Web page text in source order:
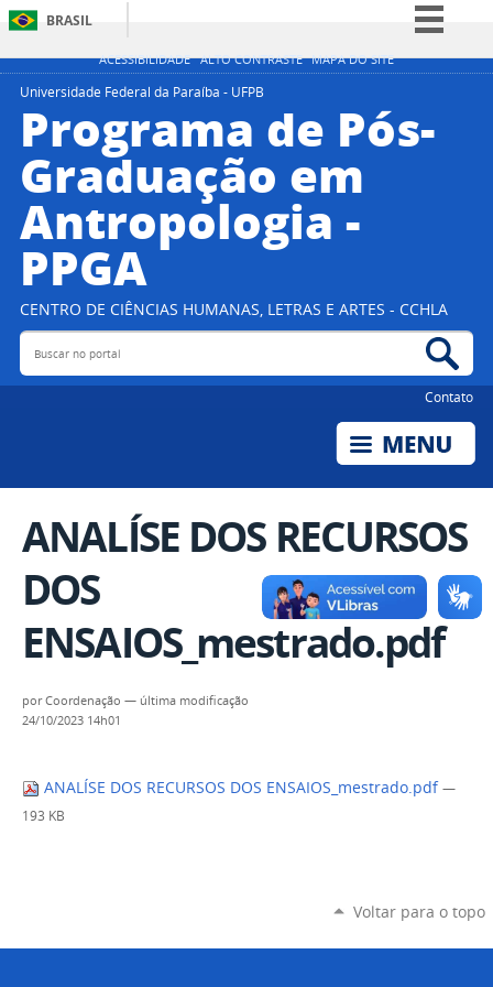
ACESSIBILIDADE ALTO CONTRASTE MAPA DO SITE
BRASIL
Simplifique!
Participe
Legislação
Canais
Universidade Federal da Paraíba - UFPB
Programa de Pós-
Graduação em
Antropologia -
PPGA
CENTRO DE CIÊNCIAS HUMANAS, LETRAS E ARTES - CCHLA
Buscar no portal
Contato
ANALÍSE DOS RECURSOS
DOS
ENSAIOS_mestrado.pdf
porCoordenação — última modificação
24/10/2023 14h01
ANALÍSE DOS RECURSOS DOS ENSAIOS_mestrado.pdf —
193 KB
Voltar para o topo